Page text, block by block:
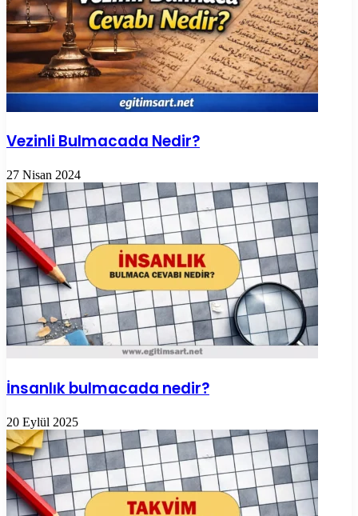
Vezinli Bulmacada Nedir?
27 Nisan 2024
İnsanlık bulmacada nedir?
20 Eylül 2025